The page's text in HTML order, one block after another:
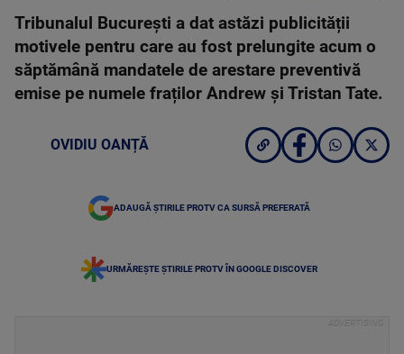
Tribunalul București a dat astăzi publicității
motivele pentru care au fost prelungite acum o
săptămână mandatele de arestare preventivă
emise pe numele fraților Andrew și Tristan Tate.
OVIDIU OANȚĂ
ADAUGĂ ȘTIRILE PROTV CA SURSĂ PREFERATĂ
URMĂREȘTE ȘTIRILE PROTV ÎN GOOGLE DISCOVER